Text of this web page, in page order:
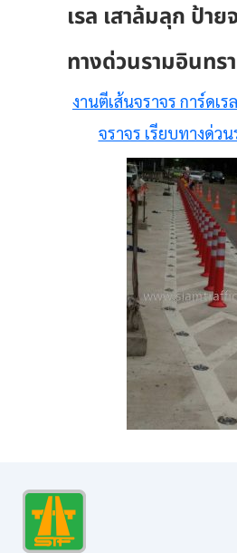
เรล เสาล้มลุก ป้าย
ทางด่วนรามอินทรา
งานตีเส้นจราจร การ์ดเร
จราจร เรียบทางด่ว